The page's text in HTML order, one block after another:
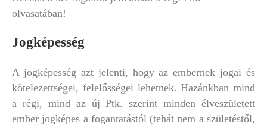
olvasatában!
Jogképesség
A jogképesség azt jelenti, hogy az embernek jogai és
kötelezettségei, felelősségei lehetnek. Hazánkban mind
a régi, mind az új Ptk. szerint minden élveszületett
ember jogképes a fogantatástól (tehát nem a születéstől,